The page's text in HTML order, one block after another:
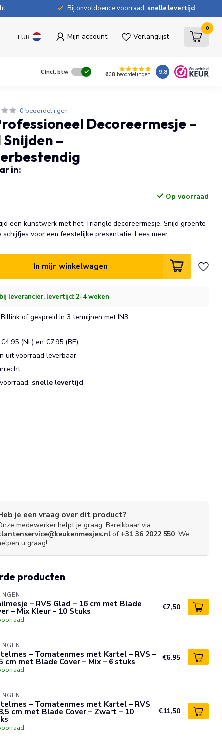
Bij onvoldoende voorraad, snelle levertijd
EUR Mijn account Verlanglijst
0
€Incl. btw 638 beoordelingen 9.8
0 beoordelingen
Decoreermesje –
–
in:
Op voorraad
een kunstwerk met het Triangle decoreermesje. Snijd groente
schijfjes voor een feestelijke presentatie.Lees meer.
In mijn winkelwagen
leverancier, levertijd: 2-4 weken
of gespreid in 3 termijnen met IN3
(NL) en €7,95 (BE)
uit voorraad leverbaar
snelle levertijd
je een vraag over dit product?
medewerker helpt je graag. Bereikbaar via
of +31 36 2022 550. We
u graag!
producten
– RVS Glad – 16 cm met Blade
– Mix Kleur – 10 Stuks €7,50
– Tomatenmes met Kartel – RVS –
cm met Blade Cover – Mix – 6 stuks €6,95
– Tomatenmes met Kartel – RVS
cm met Blade Cover – Zwart – 10 €11,50